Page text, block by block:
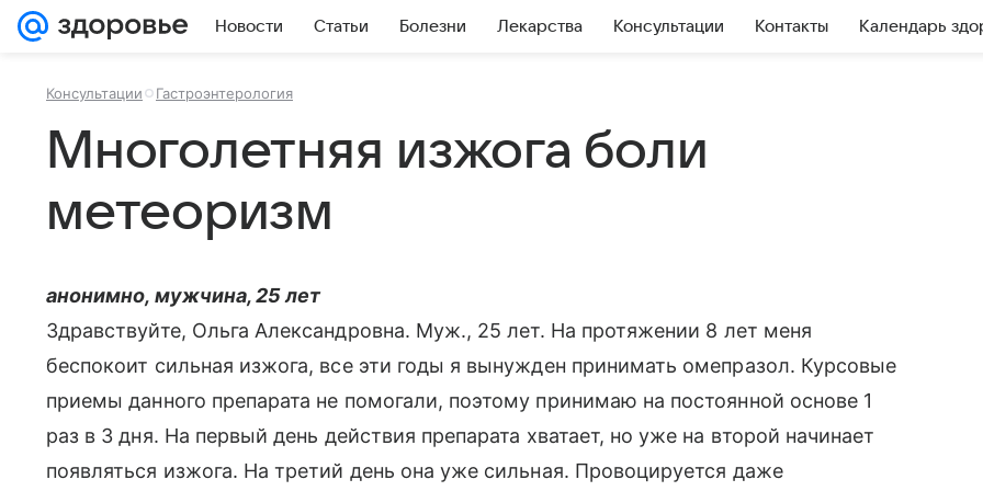
Новости Статьи Болезни Лекарства Консультации Контакты Календарь
Консультации Гастроэнтерология
Многолетняя изжога боли
метеоризм
анонимно, мужчина, 25 лет
Здравствуйте, Ольга Александровна. Муж., 25 лет. На протяжении 8 лет меня
беспокоит сильная изжога, все эти годы я вынужден принимать омепразол. Курсовые
приемы данного препарата не помогали, поэтому принимаю на постоянной основе 1
раз в 3 дня. На первый день действия препарата хватает, но уже на второй начинает
появляться изжога. На третий день она уже сильная. Провоцируется даже